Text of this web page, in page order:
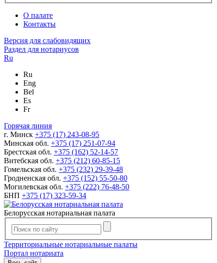
О палате
Контакты
Версия для слабовидящих
Раздел для нотариусов
Ru
Ru
Eng
Bel
Es
Fr
Горячая линия
г. Минск +375 (17) 243-08-95
Минская обл. +375 (17) 251-07-94
Брестская обл. +375 (162) 52-14-57
Витебская обл. +375 (212) 60-85-15
Гомельская обл. +375 (232) 29-39-48
Гродненская обл. +375 (152) 55-50-80
Могилевская обл. +375 (222) 76-48-50
БНП +375 (17) 323-59-34
Белорусская нотариальная палата
Территориальные нотариальные палаты
Портал нотариата